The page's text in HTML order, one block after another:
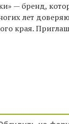
— бренд,
лет
края.